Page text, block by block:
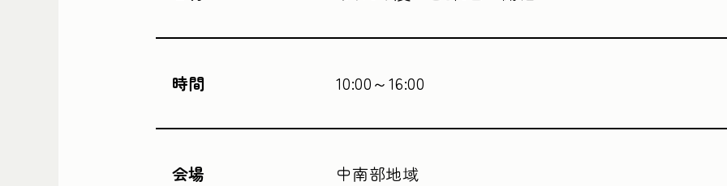
時間 10:00～16:00
会場 中南部地域